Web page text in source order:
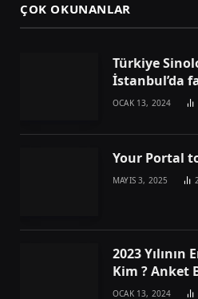
ÇOK OKUNANLAR
Türkiye
İstanbul’da
OCAK 13, 2024
Your Portal
MAYIS 3, 2025
2023 Yılının
Kim ? Anket
OCAK 13, 2024